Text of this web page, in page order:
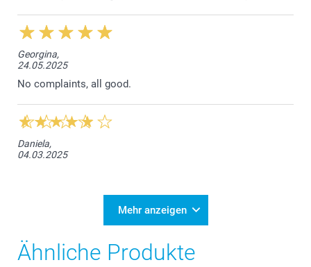
Georgina,
24.05.2025
No complaints, all good.
Daniela,
04.03.2025
Mehr anzeigen
Ähnliche Produkte